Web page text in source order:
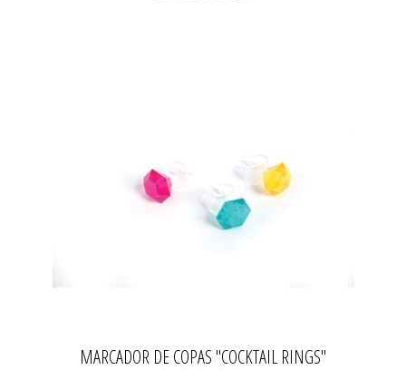
MARCADOR DE COPAS "COCKTAIL RINGS"